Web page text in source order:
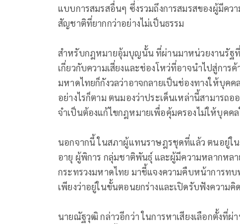
แบบการสมรสอื่นๆ ซึ่งรวมถึงการสมรสของผู้มีค
สัญชาติที่ยากกว่าอย่างไม่เป็นธรรม
สำหรับกฎหมายอุ้มบุญนั้น ที่ผ่านมาหน่วยงานรัฐ
เกี่ยวกับความเสี่ยงและช่องโหว่ที่อาจนำไปสู่กา
มหาดไทยก็กังวลว่าอาจกลายเป็นช่องทางให้บุค
อย่างไรก็ตาม ตนมองว่าประเด็นเหล่านี้สามารถ
จำเป็นต้องแก้ไขกฎหมายเพื่อคุ้มครองไม่ให้บุคคล
นอกจากนี้ ในสภาผู้แทนราษฎรชุดที่แล้ว ตนอยู่ใน
อายุ ผู้พิการ กลุ่มชาติพันธุ์ และผู้มีความหลากหล
กระทรวงมหาดไทย มาชี้แจงความคืบหน้าการท
เพียงว่าอยู่ในขั้นตอนยกร่างและเปิดรับฟังความ
นายณัฐวุฒิ กล่าวอีกว่า ในการหาเสียงเลือกตั้งที่